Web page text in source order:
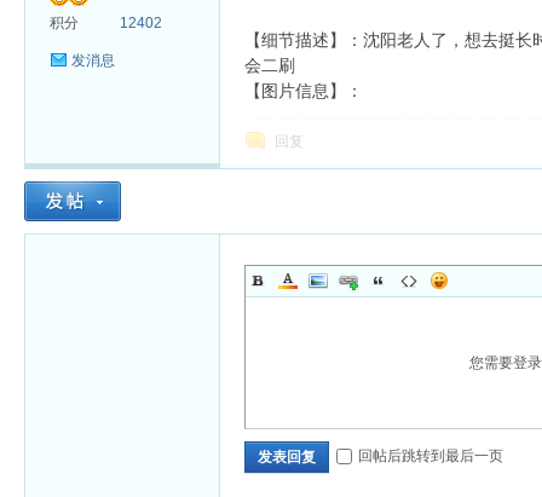
积分 12402
发消息
【细节描述】：沈阳老人了，想去挺
会二刷
【图片信息】：
回复
您需要登
发表回复 回帖后跳转到最后一页